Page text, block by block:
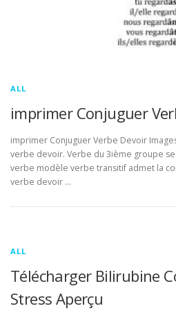
ALL
imprimer Conjuguer
imprimer Conjuguer Verbe Devoir
verbe devoir. Verbe du 3ième groupe
verbe modèle verbe transitif admet la
verbe devoir …
ALL
Télécharger Bilirubine
Stress Aperçu